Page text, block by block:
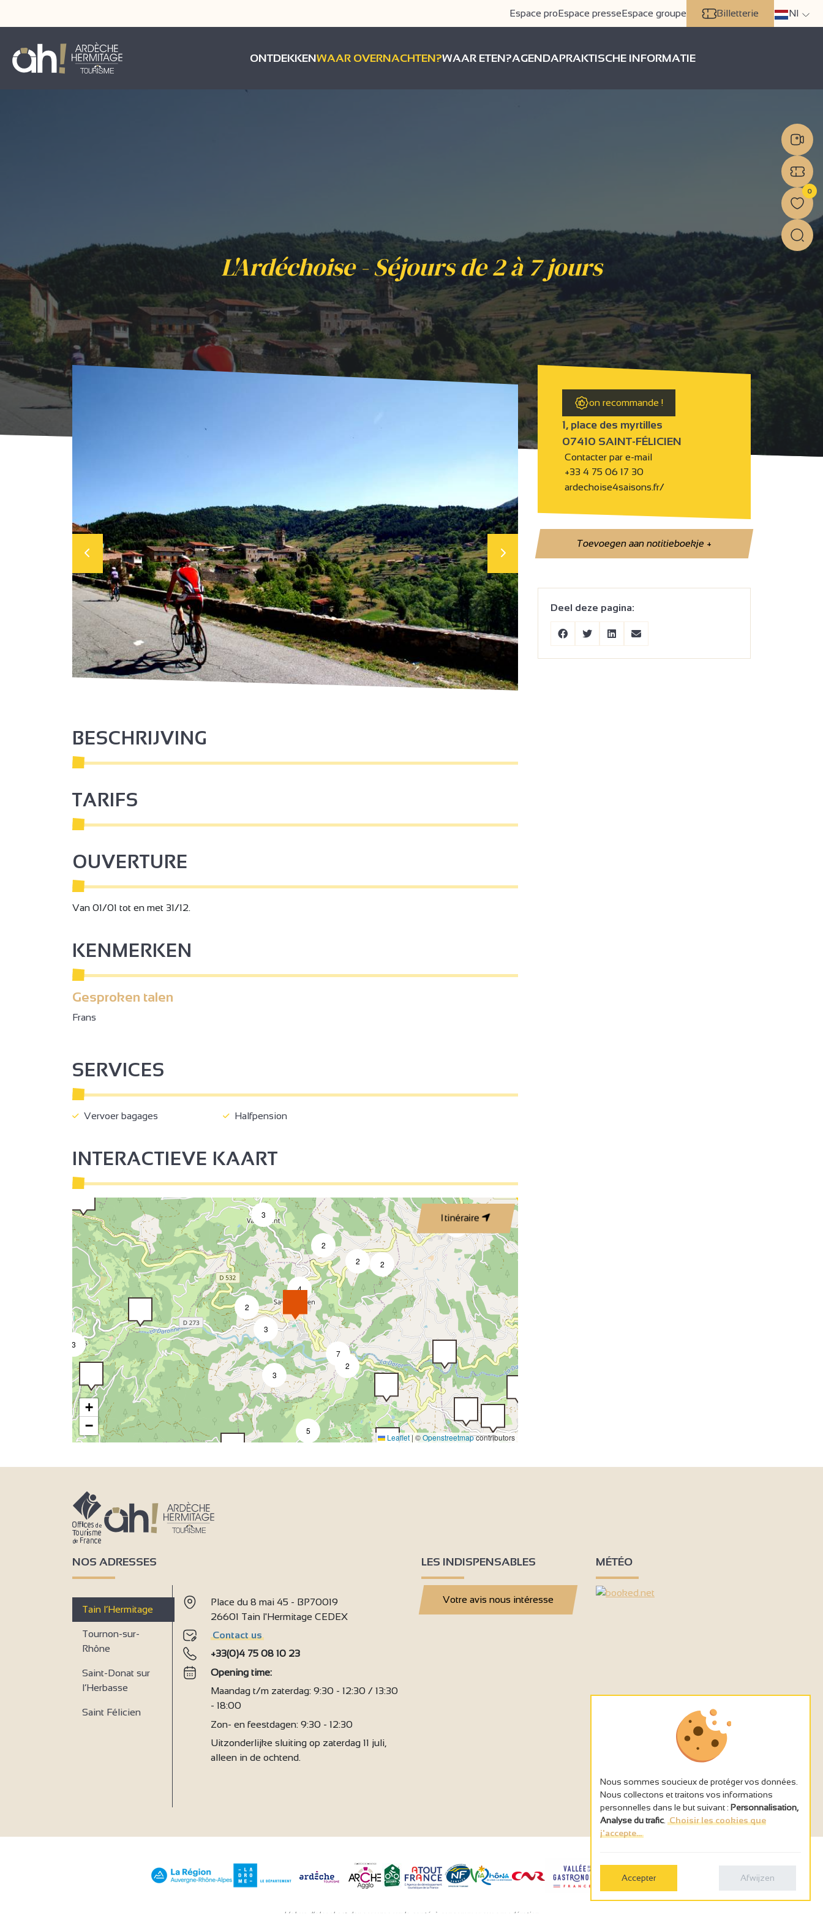
Espace proEspace presseEspace groupe Billetterie Nl
ONTDEKKENWAAR OVERNACHTEN?WAAR ETEN?AGENDAPRAKTISCHE INFORMATIE
L'Ardéchoise - Séjours de 2 à 7 jours
on recommande !
1, place des myrtilles
07410 SAINT-FÉLICIEN
Contacter par e-mail
+33 4 75 06 17 30
ardechoise4saisons.fr/
Toevoegen aan notitieboekje+
Deel deze pagina:
BESCHRIJVING
TARIFS
OUVERTURE
Van 01/01 tot en met 31/12.
KENMERKEN
Gesproken talen
Frans
SERVICES
Vervoer bagages Halfpension
INTERACTIEVE KAART
Itinéraire
2
5
3
2
2
2
6
18
3
2
7
3
2
3
4
3
+
−
Leaflet| ©Openstreetmapcontributors
NOS ADRESSES
Tain l’Hermitage
Tournon-sur-
Rhône
Saint-Donat sur
l’Herbasse
Saint Félicien
Place du 8 mai 45 - BP70019
26601 Tain l'Hermitage CEDEX
Contact us
+33(0)4 75 08 10 23
Opening time:
Maandag t/m zaterdag: 9:30 - 12:30 / 13:30
- 18:00
Zon- en feestdagen: 9:30 - 12:30
Uitzonderlijke sluiting op zaterdag 11 juli,
alleen in de ochtend.
LES INDISPENSABLES
Votre avis nous intéresse
MÉTÉO
L’abus d’alcool est dangereux pour la santé, à consommer avec modération.
0
Nous sommes soucieux de protéger vos données.
Nous collectons et traitons vos informations
personnelles dans le but suivant : Personnalisation,
Analyse du trafic Choisir les cookies que
j'accepte...
Accepter Afwijzen